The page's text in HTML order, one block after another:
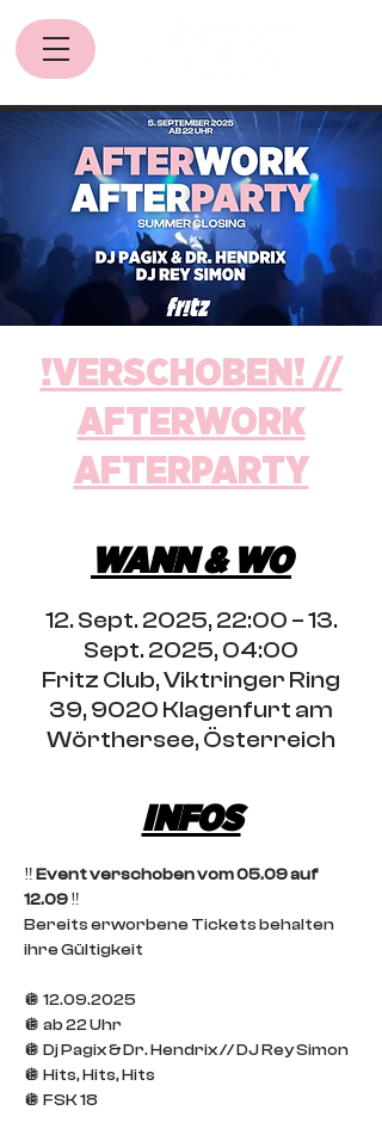
!VERSCHOBEN! //
AFTERWORK
AFTERPARTY
WANN & WO
12. Sept. 2025, 22:00 – 13.
Sept. 2025, 04:00
Fritz Club, Viktringer Ring
39, 9020 Klagenfurt am
Wörthersee, Österreich
INFOS
‼️ Event verschoben vom 05.09 auf
12.09 ‼️
Bereits erworbene Tickets behalten
ihre Gültigkeit
🪩 12.09.2025
🪩 ab 22 Uhr
🪩 Dj Pagix & Dr. Hendrix // DJ Rey Simon
🪩 Hits, Hits, Hits
🪩 FSK 18